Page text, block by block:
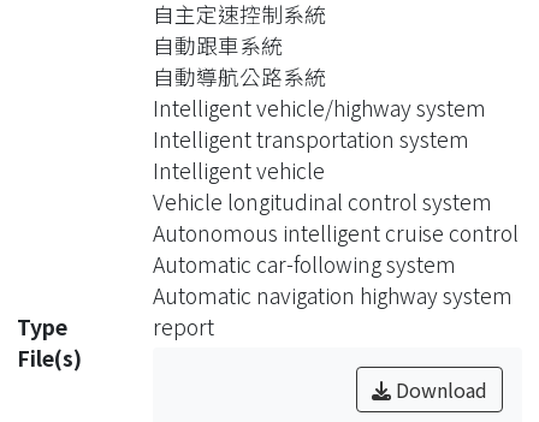
成：(1)自主智慧型定速控制、(2)自動
跟車系統。(1)自主智慧型定速控制(85
年8月~86年7月)a.系統概念：利用車速
感測技術偵測目前車速,再利用微電腦
控制車輛之加速、減速裝置(包括自動
煞車裝置)，使任何狀況車輛保持在先
前設定的恆等車速，而且在低速時一樣
適用。b.應用技術：車速感測技術、
加/減速或節氣門控制技術、微電腦煞
車控制技術。(2)自主智慧型跟車系統
(85年8月~88年7月)a.系統概念：利用雷
達感測技術偵測前車速度及間距，輔以
影像辨識技術識別前方障礙物體，再透
自主定速控制系統
自動跟車系統
自動導航公路系統
Intelligent vehicle/highway system
Intelligent transportation system
Intelligent vehicle
Vehicle longitudinal control system
Autonomous intelligent cruise control
Automatic car-following system
Automatic navigation highway system
Type
report
File(s)
Download